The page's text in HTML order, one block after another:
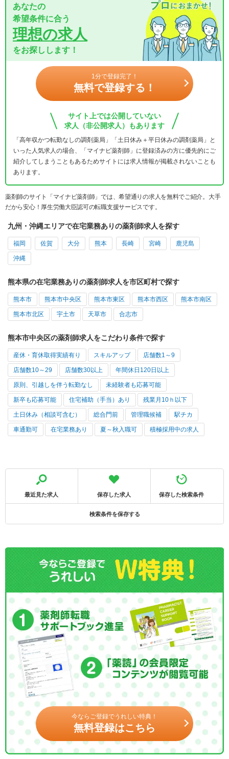
あなたの
希望条件に合う
理想の求人
をお探しします！
1分で登録完了！
無料で登録する！
サイト上では公開していない
求人（非公開求人）もあります
「高年収かつ転勤なしの調剤薬局」「土日休み＋平日休みの調剤薬局」と
いった人気求人の場合、「マイナビ薬剤師」に登録済みの方に優先的にご
紹介してしまうこともあるためサイトには求人情報が掲載されないことも
あります。
薬剤師のサイト「マイナビ薬剤師」では、希望通りの求人を無料でご紹介。大手
だから安心！厚生労働大臣認可の転職支援サービスです。
九州・沖縄エリアで在宅業務ありの薬剤師求人を探す
福岡 佐賀 大分 熊本 長崎 宮崎 鹿児島
沖縄
熊本県の在宅業務ありの薬剤師求人を市区町村で探す
熊本市 熊本市中央区 熊本市東区 熊本市西区 熊本市南区
熊本市北区 宇土市 天草市 合志市
熊本市中央区の薬剤師求人をこだわり条件で探す
産休・育休取得実績有り スキルアップ 店舗数1～9
店舗数10～29 店舗数30以上 年間休日120日以上
原則、引越しを伴う転勤なし 未経験者も応募可能
新卒も応募可能 住宅補助（手当）あり 残業月10ｈ以下
土日休み（相談可含む） 総合門前 管理職候補 駅チカ
車通勤可 在宅業務あり 夏～秋入職可 積極採用中の求人
最近見た求人 保存した求人 保存した検索条件
検索条件を保存する
今ならご登録でうれしい特典！
無料登録はこちら